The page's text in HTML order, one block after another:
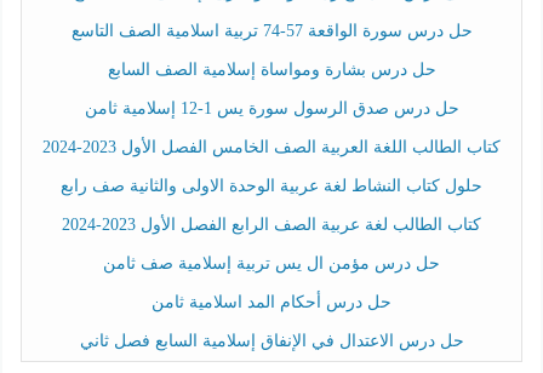
حل درس سورة الواقعة 57-74 تربية اسلامية الصف التاسع
حل درس بشارة ومواساة إسلامية الصف السابع
حل درس صدق الرسول سورة يس 1-12 إسلامية ثامن
كتاب الطالب اللغة العربية الصف الخامس الفصل الأول 2023-2024
حلول كتاب النشاط لغة عربية الوحدة الاولى والثانية صف رابع
كتاب الطالب لغة عربية الصف الرابع الفصل الأول 2023-2024
حل درس مؤمن ال يس تربية إسلامية صف ثامن
حل درس أحكام المد اسلامية ثامن
حل درس الاعتدال في الإنفاق إسلامية السابع فصل ثاني